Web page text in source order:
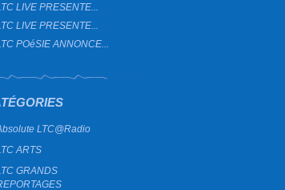
LIVE PRESENTE...
LIVE PRESENTE...
POéSIE ANNONCE...
LTC@Radio
ARTS
GRANDS